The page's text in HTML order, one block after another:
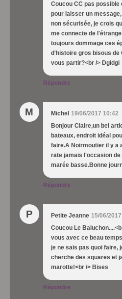
Coucou CC pas
pour laisser un
non sécurisée, je crois
me connecte de
toujours dommage ces
d'histoire gros bisous de
vous partir?<br /> Dgidgi
Répondre
M Michel 19/06/2017 10:42
Bonjour Claire,un bel
bateaux, endroit idéal
faire.A Noirmoutier il y a
rate jamais l'occasion
marée basse.Bonne
Répondre
P Petite Jeanne 15/06/
Coucou Le
vous avec ce beau
je ne sais pas quoi faire,
cherche des squares et
marotte!<br /> Bises
Répondre